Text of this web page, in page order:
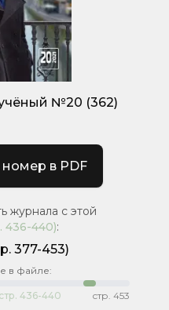
№20 (362)
номер в PDF
журнала с этой
436-440):
377-453)
в файле:
стр. 436-440 стр. 453